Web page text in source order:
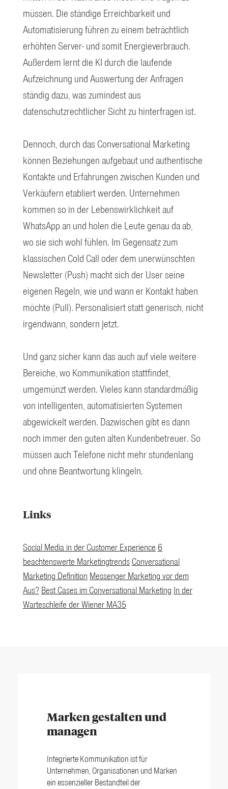
müssen. Die ständige Erreichbarkeit und
Automatisierung führen zu einem beträchtlich
erhöhten Server- und somit Energieverbrauch.
Außerdem lernt die KI durch die laufende
Aufzeichnung und Auswertung der Anfragen
ständig dazu, was zumindest aus
datenschutzrechtlicher Sicht zu hinterfragen ist.
Dennoch, durch das Conversational Marketing
können Beziehungen aufgebaut und authentische
Kontakte und Erfahrungen zwischen Kunden und
Verkäufern etabliert werden. Unternehmen
kommen so in der Lebenswirklichkeit auf
WhatsApp an und holen die Leute genau da ab,
wo sie sich wohl fühlen. Im Gegensatz zum
klassischen Cold Call oder dem unerwünschten
Newsletter (Push) macht sich der User seine
eigenen Regeln, wie und wann er Kontakt haben
möchte (Pull). Personalisiert statt generisch, nicht
irgendwann, sondern jetzt.
Und ganz sicher kann das auch auf viele weitere
Bereiche, wo Kommunikation stattfindet,
umgemünzt werden. Vieles kann standardmäßig
von intelligenten, automatisierten Systemen
abgewickelt werden. Dazwischen gibt es dann
noch immer den guten alten Kundenbetreuer. So
müssen auch Telefone nicht mehr stundenlang
und ohne Beantwortung klingeln.
Links
Social Media in der Customer Experience 6
beachtenswerte Marketingtrends Conversational
Marketing Definition Messenger Marketing vor dem
Aus? Best Cases im Conversational Marketing In der
Warteschleife der Wiener MA35
Marken gestalten und
managen
Integrierte Kommunikation ist für
Unternehmen, Organisationen und Marken
ein essenzieller Bestandteil der